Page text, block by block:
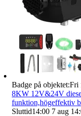
Badge på objektet:Fri
8KW 12V&24V
funktion,högeffektiv
Sluttid14:00 7 aug